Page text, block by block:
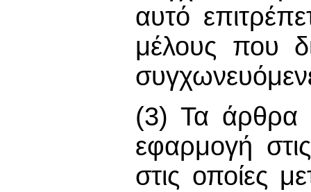
αυτό
μέλους που
(3) Τα άρθρα
εφαρμογή
στις οποίες